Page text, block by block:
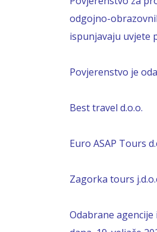
odgojno-
ispunjavaju uvjete
Povjerenstvo je
Best travel d.o.o.
Euro ASAP Tours
Zagorka tours
Odabrane